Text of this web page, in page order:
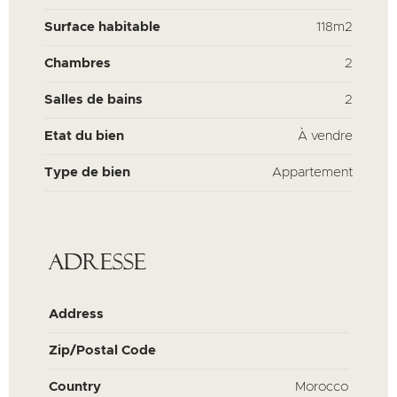
Surface habitable 118m2
Chambres 2
Salles de bains 2
Etat du bien À vendre
Type de bien Appartement
Adresse
Address
Zip/Postal Code
Country Morocco